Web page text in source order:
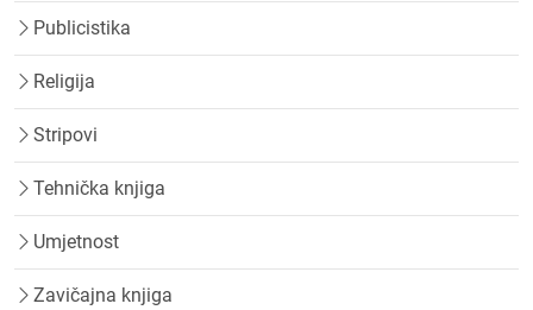
Publicistika
Religija
Stripovi
Tehnička knjiga
Umjetnost
Zavičajna knjiga